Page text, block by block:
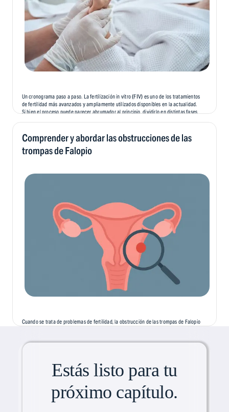
Un cronograma paso a paso. La fertilización in vitro (FIV) es uno de los tratamientos
de fertilidad más avanzados y ampliamente utilizados disponibles en la actualidad.
Si bien el proceso puede parecer abrumador al principio, dividirlo en distintas fases
Comprender y abordar las obstrucciones de las
trompas de Falopio
Cuando se trata de problemas de fertilidad, la obstrucción de las trompas de Falopio
Estás listo para tu
próximo capítulo.